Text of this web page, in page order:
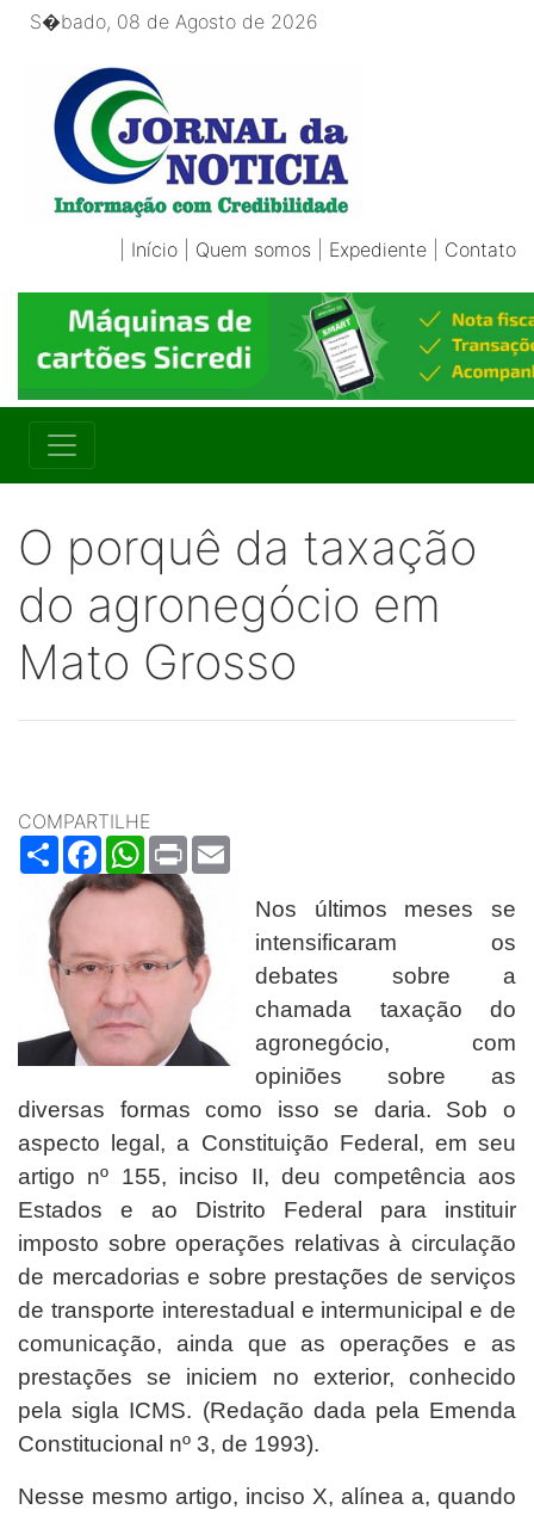
S�bado, 08 de Agosto de 2026
Início Quem somos Expediente Contato
O porquê da taxação
do agronegócio em
Mato Grosso
COMPARTILHE
ShareFacebookWhatsApp
Print
Nos últimos meses se
intensificaram os
debates sobre a
chamada taxação do
agronegócio, com
opiniões sobre as
diversas formas como isso se daria. Sob o
aspecto legal, a Constituição Federal, em seu
artigo nº 155, inciso II, deu competência aos
Estados e ao Distrito Federal para instituir
imposto sobre operações relativas à circulação
de mercadorias e sobre prestações de serviços
de transporte interestadual e intermunicipal e de
comunicação, ainda que as operações e as
prestações se iniciem no exterior, conhecido
pela sigla ICMS. (Redação dada pela Emenda
Constitucional nº 3, de 1993).
Nesse mesmo artigo, inciso X, alínea a, quando